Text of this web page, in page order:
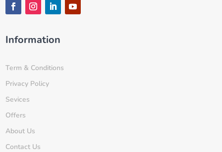
Information
Term & Conditions
Privacy Policy
Sevices
Offers
About Us
Contact Us